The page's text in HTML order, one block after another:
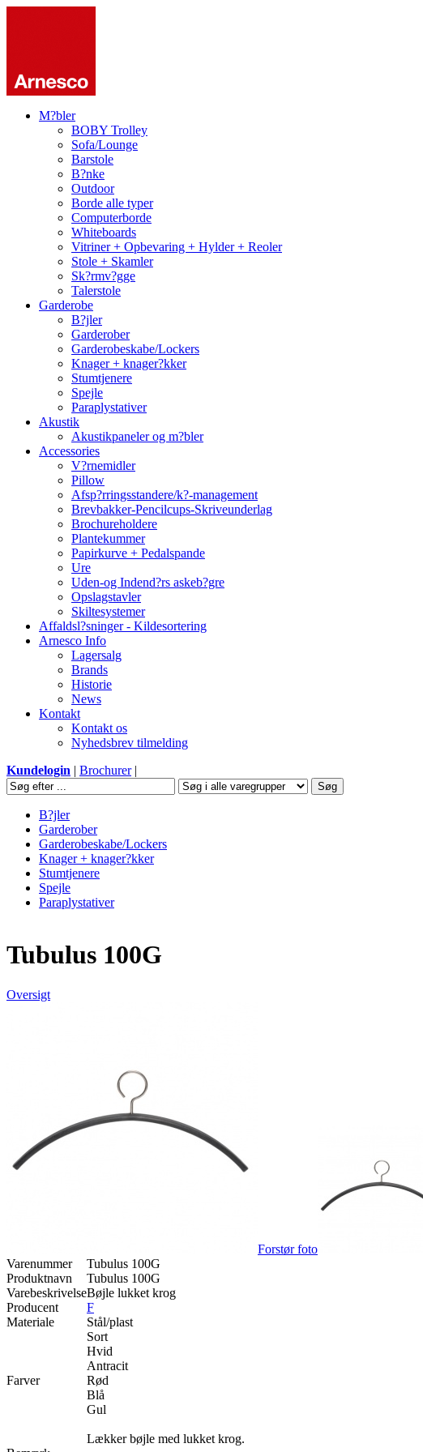
M?bler
BOBY Trolley
Sofa/Lounge
Barstole
B?nke
Outdoor
Borde alle typer
Computerborde
Whiteboards
Vitriner + Opbevaring + Hylder + Reoler
Stole + Skamler
Sk?rmv?gge
Talerstole
Garderobe
B?jler
Garderober
Garderobeskabe/Lockers
Knager + knager?kker
Stumtjenere
Spejle
Paraplystativer
Akustik
Akustikpaneler og m?bler
Accessories
V?rnemidler
Pillow
Afsp?rringsstandere/k?-management
Brevbakker-Pencilcups-Skriveunderlag
Brochureholdere
Plantekummer
Papirkurve + Pedalspande
Ure
Uden-og Indend?rs askeb?gre
Opslagstavler
Skiltesystemer
Affaldsl?sninger - Kildesortering
Arnesco Info
Lagersalg
Brands
Historie
News
Kontakt
Kontakt os
Nyhedsbrev tilmelding
Kundelogin | Brochurer|
B?jler
Garderober
Garderobeskabe/Lockers
Knager + knager?kker
Stumtjenere
Spejle
Paraplystativer
Tubulus 100G
Oversigt
Forstør foto
Varenummer
Tubulus 100G
Produktnavn
Tubulus 100G
VarebeskrivelseBøjle lukket krog
Producent
F
Materiale
Stål/plast
Farver
Sort
Hvid
Antracit
Rød
Blå
Gul
Lækker bøjle med lukket krog.